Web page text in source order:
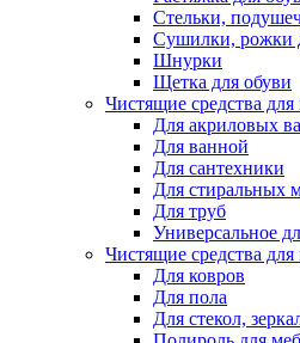
Стельки,
Сушилки, рожки
Шнурки
Щетка для обуви
Чистящие средства для
Для акриловых
Для ванной
Для сантехники
Для стиральных
Для труб
Универсальное
Чистящие средства для
Для ковров
Для пола
Для стекол,